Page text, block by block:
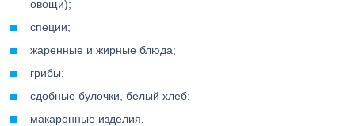
овощи);
специи;
жаренные и жирные блюда;
грибы;
сдобные булочки, белый хлеб;
макаронные изделия.